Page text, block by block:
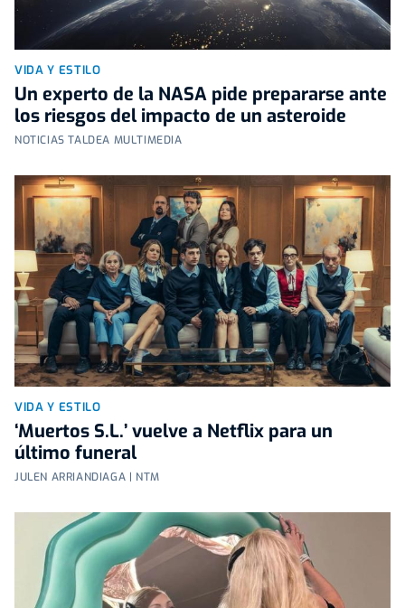
VIDA Y ESTILO
Un experto de la NASA pide prepararse ante
los riesgos del impacto de un asteroide
NOTICIAS TALDEA MULTIMEDIA
VIDA Y ESTILO
‘Muertos S.L.’ vuelve a Netflix para un
último funeral
JULEN ARRIANDIAGA | NTM